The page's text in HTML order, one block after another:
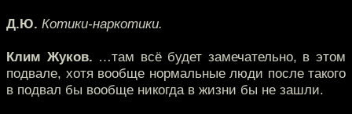
Д.Ю. Котики-наркотики.
Клим Жуков. …там всё будет замечательно, в этом
подвале, хотя вообще нормальные люди после такого
в подвал бы вообще никогда в жизни бы не зашли.